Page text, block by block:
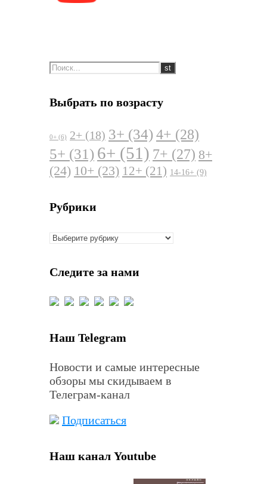
Выбрать по возрасту
0+ (6) 2+ (18) 3+ (34) 4+ (28)
5+ (31) 6+ (51) 7+ (27) 8+
(24) 10+ (23) 12+ (21) 14-16+ (9)
Рубрики
Рубрики
Следите за нами
Наш Telegram
Новости и самые интересные
обзоры мы скидываем в
Телеграм-канал
Подписаться
Наш канал Youtube